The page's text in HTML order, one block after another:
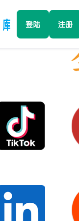
登陆 注册